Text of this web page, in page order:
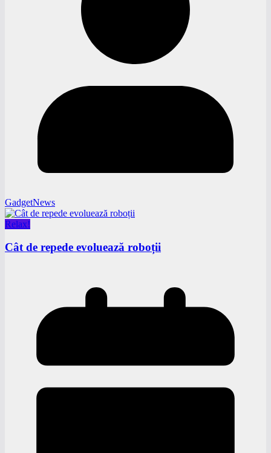
GadgetNews
Relax!
Cât de repede evoluează roboții